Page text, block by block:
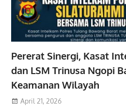
Pererat Sinergi, Kasat
dan LSM Trinusa Ngopi
Keamanan Wilayah
April 21, 2026